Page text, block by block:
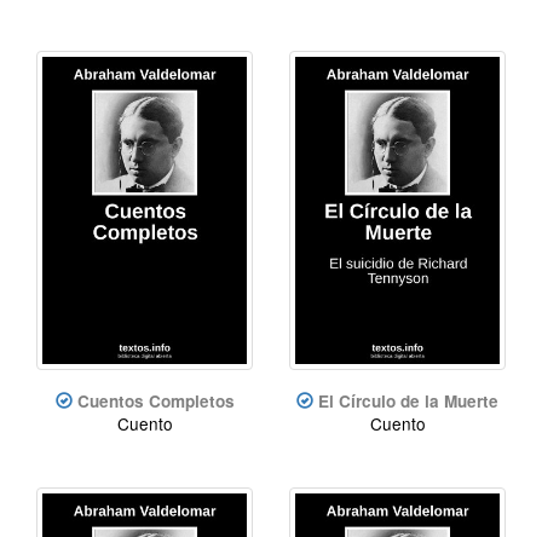
Cuentos Completos
Cuento
El Círculo de la Muerte
Cuento